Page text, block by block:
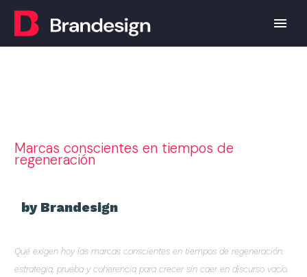
Marcas conscientes en tiempos de
regeneración
by Brandesign
Qué exigen hoy las marcas conscientes en tiempos de regeneración:
estrategia, prueba y coherencia para crecer sin caer en discurso vacío.